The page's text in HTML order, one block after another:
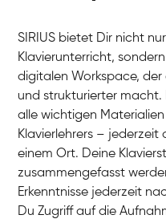
Klavier / Piano / Flügel
Klavier / Piano / Flügel
Hannes
Klavier / Piano / Flügel
Klavier / Piano / Flügel
SIRIUS bietet Dir nicht
Klavierunterricht,
digitalen Workspace, der
und strukturierter macht.
alle wichtigen
Klavierlehrers –
einem Ort. Deine
zusammengefasst
Erkenntnisse jederzeit
Du Zugriff auf die